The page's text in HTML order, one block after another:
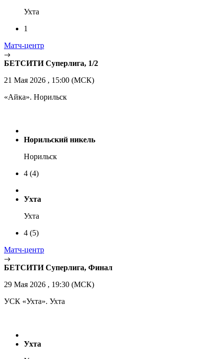
Ухта
1
Матч-центр
БЕТСИТИ Суперлига, 1/2
21 Мая 2026 , 15:00 (МСК)
«Айка». Норильск
Норильский никель
Норильск
4 (4)
Ухта
Ухта
4 (5)
Матч-центр
БЕТСИТИ Суперлига, Финал
29 Мая 2026 , 19:30 (МСК)
УСК «Ухта». Ухта
Ухта